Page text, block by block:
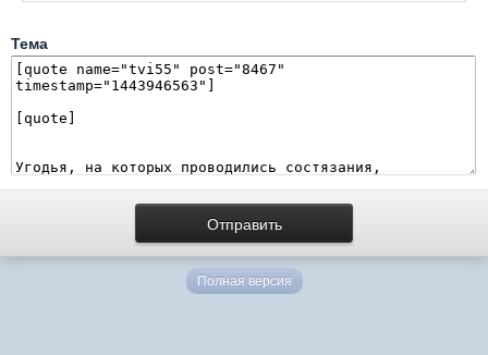
Тема
Полная версия